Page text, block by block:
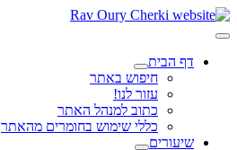
דף הבית
חיפוש באתר
עזור לנו!
כתוב למנהל האתר
כללי שימוש בחומרים מהאתר
שיעורים